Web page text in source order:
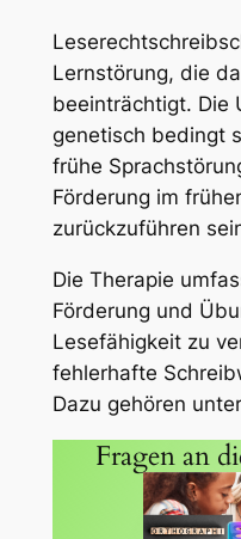
Lernstörung, die
beeinträchtigt. Die
genetisch bedingt
frühe
Förderung im
zurückzuführen
Die Therapie
Förderung und
Lesefähigkeit zu
fehlerhafte
Dazu gehören
Fragen an